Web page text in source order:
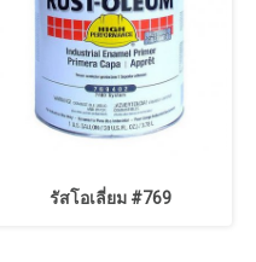
รัสโอเลี่ยม #769